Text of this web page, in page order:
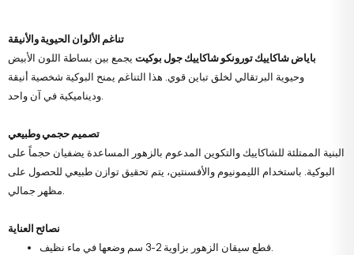
تناغم الألوان الحيوية والأنيقة
باياض شاكاييك تورونكو شاكاييك جول بوكيت يجمع بين بساطة اللون الأبيض
وحيوية البرتقالي لخلق تباين قوي. هذا التناغم يمنح البوكية شخصية أنيقة
تصميم حجمي وطبيعي
البنية الممتلئة للشاكاييك والتكوين المدعوم بالزهور المساعدة يضفيان حجماً على
البوكية. باستخدام الليمونيوم والأفسنتين، يتم تحقيق توازن طبيعي للحصول على
نصائح العناية